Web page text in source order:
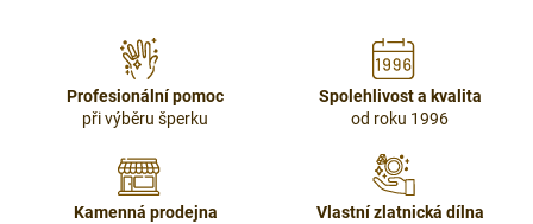
Profesionální pomoc
při výběru šperku
Spolehlivost a kvalita
od roku 1996
Kamenná prodejna
Vlastní zlatnická dílna